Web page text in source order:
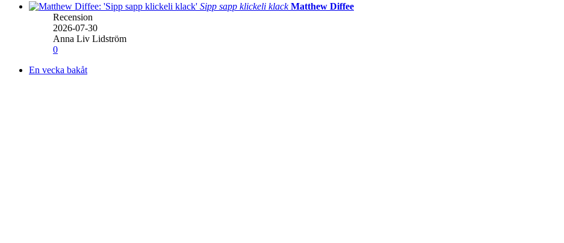
Sipp sapp klickeli klack Matthew Diffee
Recension
2026-07-30
Anna Liv Lidström
0
En vecka bakåt